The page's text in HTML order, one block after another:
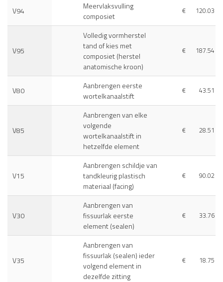
V94
Meervlaksvulling
composiet
€ 120.03
V95
Volledig vormherstel
tand of kies met
composiet (herstel
anatomische kroon)
€ 187.54
V80
Aanbrengen eerste
wortelkanaalstift
€ 43.51
V85
Aanbrengen van elke
volgende
wortelkanaalstift in
hetzelfde element
€ 28.51
V15
Aanbrengen schildje van
tandkleurig plastisch
materiaal (facing)
€ 90.02
V30
Aanbrengen van
fissuurlak eerste
element (sealen)
€ 33.76
V35
Aanbrengen van
fissuurlak (sealen) ieder
volgend element in
dezelfde zitting
€ 18.75